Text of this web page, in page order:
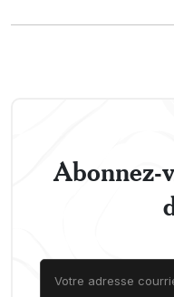
Abonnez-